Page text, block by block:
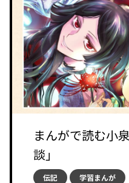
まんがで読む小
談」
伝記 学習まんが